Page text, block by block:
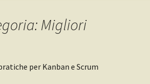
Migliori
per Kanban e Scrum